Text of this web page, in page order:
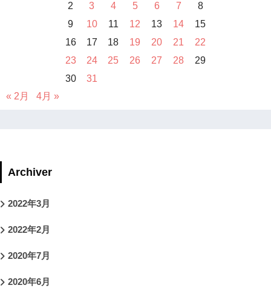
2
3 4 5 6 7
8
9
10 11 12 13 14
15
16
17 18 19 20 21
22
23
24 25 26 27 28
29
30
31
« 2月
4月 »
Archiver
2022年3月
2022年2月
2020年7月
2020年6月